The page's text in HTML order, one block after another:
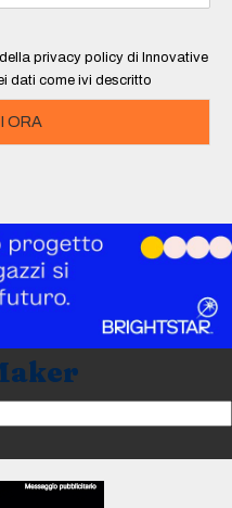
privacy policy di Innovative
dati come ivi descritto
ORA